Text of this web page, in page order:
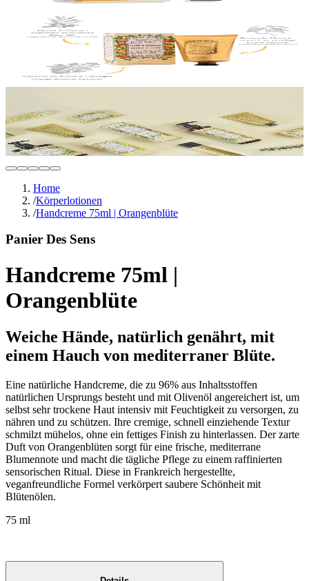
Home
/Körperlotionen
/Handcreme 75ml | Orangenblüte
Panier Des Sens
Handcreme 75ml |
Orangenblüte
Weiche Hände, natürlich genährt, mit
einem Hauch von mediterraner Blüte.
Eine natürliche Handcreme, die zu 96% aus Inhaltsstoffen
natürlichen Ursprungs besteht und mit Olivenöl angereichert ist, um
selbst sehr trockene Haut intensiv mit Feuchtigkeit zu versorgen, zu
nähren und zu schützen. Ihre cremige, schnell einziehende Textur
schmilzt mühelos, ohne ein fettiges Finish zu hinterlassen. Der zarte
Duft von Orangenblüten sorgt für eine frische, mediterrane
Blumennote und macht die tägliche Pflege zu einem raffinierten
sensorischen Ritual. Diese in Frankreich hergestellte,
veganfreundliche Formel verkörpert saubere Schönheit mit
Blütenölen.
75 ml